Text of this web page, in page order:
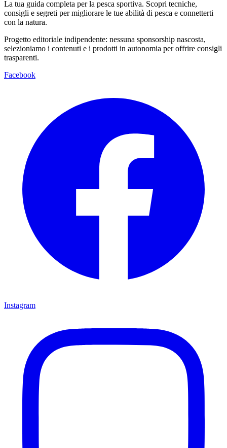
La tua guida completa per la pesca sportiva. Scopri tecniche,
consigli e segreti per migliorare le tue abilità di pesca e connetterti
con la natura.
Progetto editoriale indipendente: nessuna sponsorship nascosta,
selezioniamo i contenuti e i prodotti in autonomia per offrire consigli
trasparenti.
Facebook
Instagram